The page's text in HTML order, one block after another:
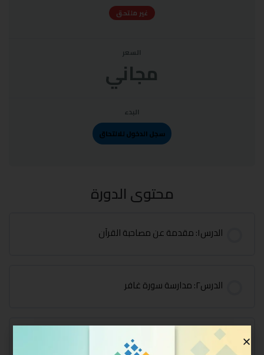
غير ملتحق
السعر
مجاني
البدء
سجل الدخول للالتحاق
محتوى الدورة
الدرس١: مقدمة عن مصاحبة القرآن
الدرس٢: مدارسة سورة غافر
الدرس٣: تابع مدارسة سورة غافر